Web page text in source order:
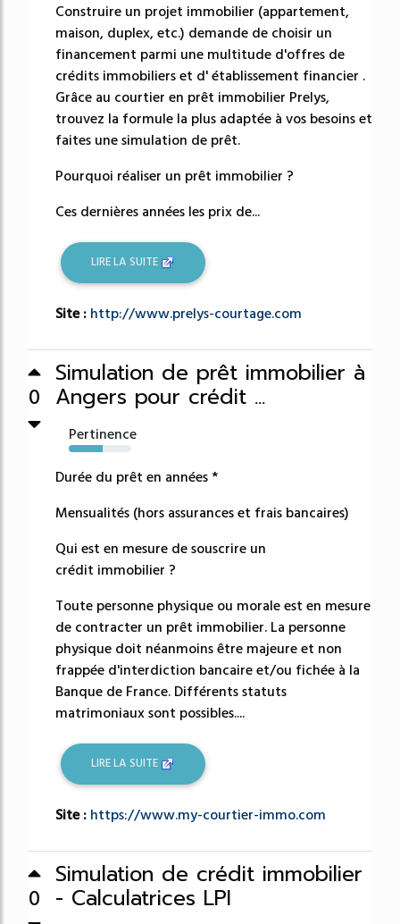
Construire un projet immobilier (appartement,
maison, duplex, etc.) demande de choisir un
financement parmi une multitude d'offres de
crédits immobiliers et d' établissement financier .
Grâce au courtier en prêt immobilier Prelys,
trouvez la formule la plus adaptée à vos besoins et
faites une simulation de prêt.
Pourquoi réaliser un prêt immobilier ?
Ces dernières années les prix de...
LIRE LA SUITE
Site : http://www.prelys-courtage.com
0
Simulation de prêt immobilier à
Angers pour crédit ...
Pertinence
54%
Durée du prêt en années *
Mensualités (hors assurances et frais bancaires)
Qui est en mesure de souscrire un
crédit immobilier ?
Toute personne physique ou morale est en mesure
de contracter un prêt immobilier. La personne
physique doit néanmoins être majeure et non
frappée d'interdiction bancaire et/ou fichée à la
Banque de France. Différents statuts
matrimoniaux sont possibles....
LIRE LA SUITE
Site : https://www.my-courtier-immo.com
0
Simulation de crédit immobilier
- Calculatrices LPI